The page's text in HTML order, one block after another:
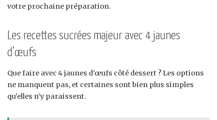
votre prochaine préparation.
Les recettes sucrées majeur avec 4 jaunes
d’œufs
Que faire avec 4 jaunes d’œufs côté dessert ? Les options
ne manquent pas, et certaines sont bien plus simples
qu’elles n’y paraissent.